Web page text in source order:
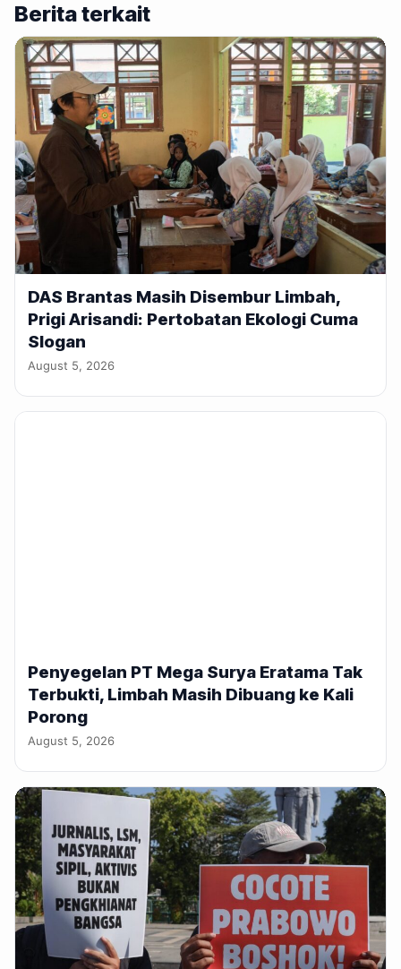
Berita terkait
DAS Brantas Masih Disembur Limbah,
Prigi Arisandi: Pertobatan Ekologi Cuma
Slogan
August 5, 2026
Penyegelan PT Mega Surya Eratama Tak
Terbukti, Limbah Masih Dibuang ke Kali
Porong
August 5, 2026